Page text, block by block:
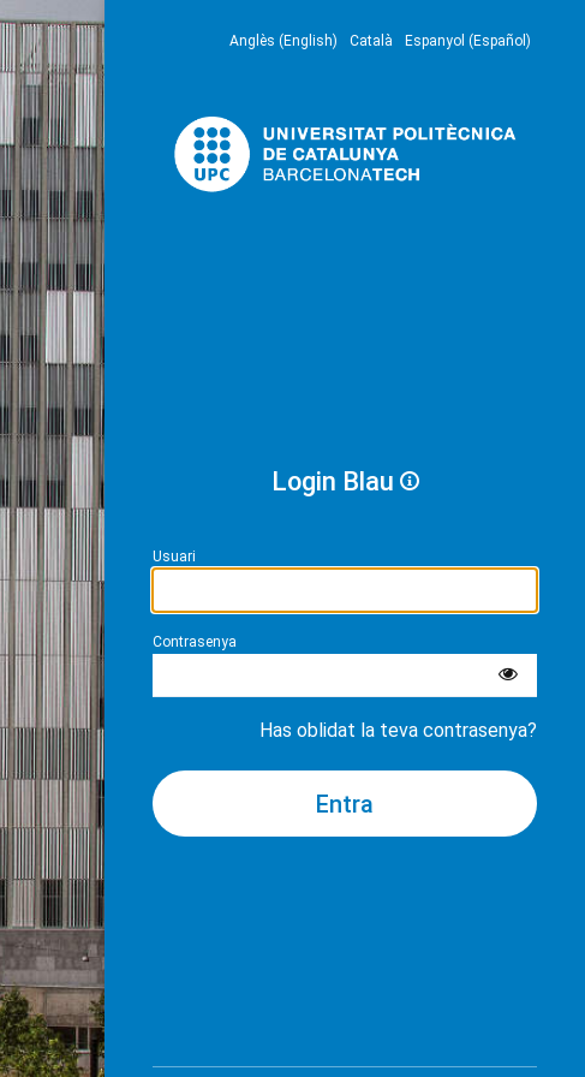
Anglès (English) Català Espanyol (Español)
Login Blau
Usuari
Contrasenya
Has oblidat la teva contrasenya?